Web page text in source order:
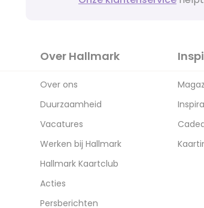
Over Hallmark
Over ons
Duurzaamheid
Vacatures
Werken bij Hallmark
Hallmark Kaartclub
Acties
Persberichten